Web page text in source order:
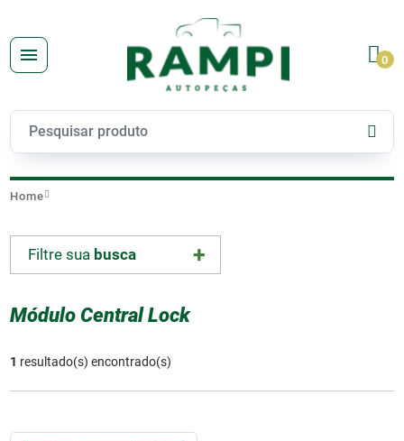
0
Home
Filtre sua busca
Módulo Central Lock
1 resultado(s) encontrado(s)